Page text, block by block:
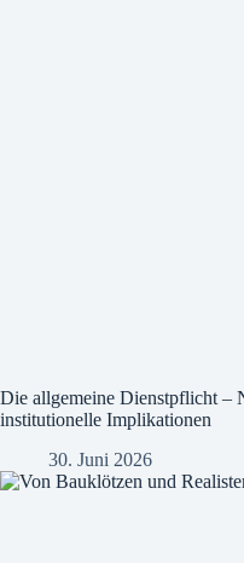
Die allgemeine Dienstpflicht –
institutionelle Implikationen
30. Juni 2026